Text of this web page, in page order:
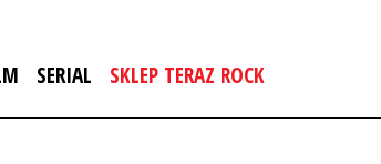
SERIAL SKLEP TERAZ ROCK